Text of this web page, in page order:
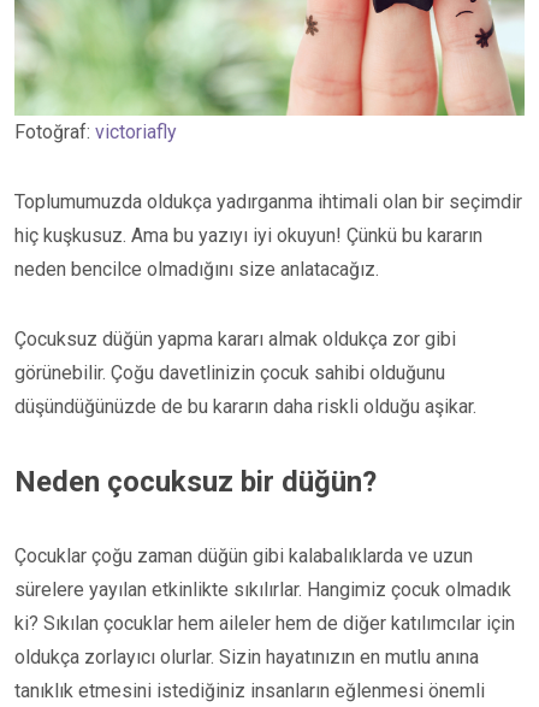
Fotoğraf: victoriafly
Toplumumuzda oldukça yadırganma ihtimali olan bir seçimdir
hiç kuşkusuz. Ama bu yazıyı iyi okuyun! Çünkü bu kararın
neden bencilce olmadığını size anlatacağız.
Çocuksuz düğün yapma kararı almak oldukça zor gibi
görünebilir. Çoğu davetlinizin çocuk sahibi olduğunu
düşündüğünüzde de bu kararın daha riskli olduğu aşikar.
Neden çocuksuz bir düğün?
Çocuklar çoğu zaman düğün gibi kalabalıklarda ve uzun
sürelere yayılan etkinlikte sıkılırlar. Hangimiz çocuk olmadık
ki? Sıkılan çocuklar hem aileler hem de diğer katılımcılar için
oldukça zorlayıcı olurlar. Sizin hayatınızın en mutlu anına
tanıklık etmesini istediğiniz insanların eğlenmesi önemli